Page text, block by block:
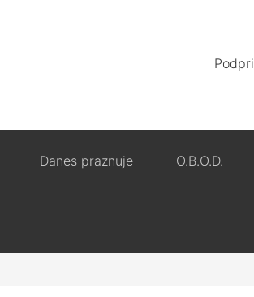
Podpri
Danes praznuje O.B.O.D.